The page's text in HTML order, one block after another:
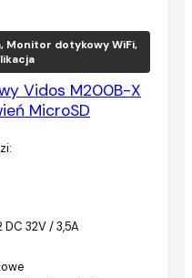
Monitor dotykowy WiFi,
Vidos M200B-X
MicroSD
32V / 3,5A